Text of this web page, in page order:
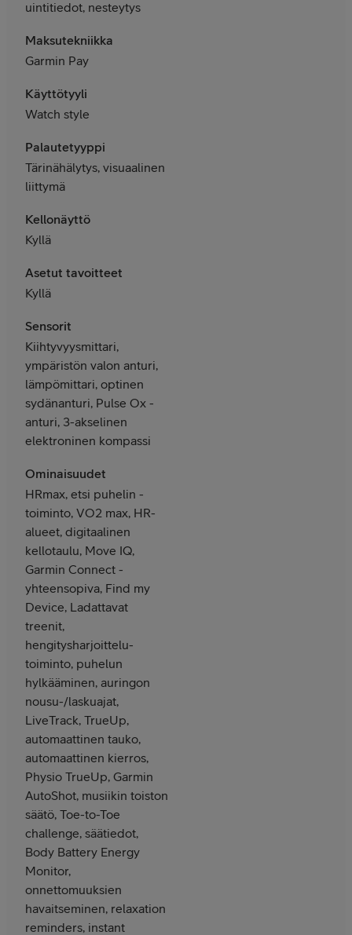
uintitiedot, nesteytys
Maksutekniikka
Garmin Pay
Käyttötyyli
Watch style
Palautetyyppi
Tärinähälytys, visuaalinen
liittymä
Kellonäyttö
Kyllä
Asetut tavoitteet
Kyllä
Sensorit
Kiihtyvyysmittari,
ympäristön valon anturi,
lämpömittari, optinen
sydänanturi, Pulse Ox -
anturi, 3-akselinen
elektroninen kompassi
Ominaisuudet
HRmax, etsi puhelin -
toiminto, VO2 max, HR-
alueet, digitaalinen
kellotaulu, Move IQ,
Garmin Connect -
yhteensopiva, Find my
Device, Ladattavat
treenit,
hengitysharjoittelu-
toiminto, puhelun
hylkääminen, auringon
nousu-/laskuajat,
LiveTrack, TrueUp,
automaattinen tauko,
automaattinen kierros,
Physio TrueUp, Garmin
AutoShot, musiikin toiston
säätö, Toe-to-Toe
challenge, säätiedot,
Body Battery Energy
Monitor,
onnettomuuksien
havaitseminen, relaxation
reminders, instant